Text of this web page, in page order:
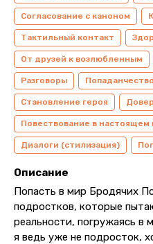
Согласование с каноном
Тактильный контакт
От друзей к возлюбленным
Разговоры Попаданчество
Становление героя
Повествование в настоящем
Диалоги (стилизация)
Описание
Попасть в мир Бродячих
подростков, которые
реальности, погружаясь в
я ведь уже не подросток,